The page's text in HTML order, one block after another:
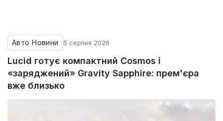
Авто Новини 5 серпня 2026
Lucid готує компактний Cosmos і
«заряджений» Gravity Sapphire: прем'єра
вже близько